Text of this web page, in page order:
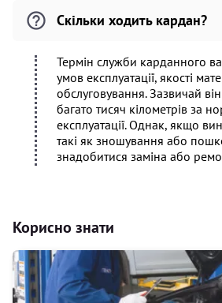
Скільки ходить кардан?
Термін служби карданного
умов експлуатації, якості
обслуговування. Зазвичай
багато тисяч кілометрів за
експлуатації. Однак, якщо
такі як зношування або
знадобитися заміна або
Корисно знати